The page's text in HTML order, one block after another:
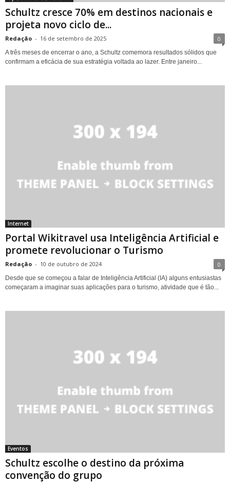
Schultz cresce 70% em destinos nacionais e
projeta novo ciclo de...
Redação - 16 de setembro de 2025 0
A três meses de encerrar o ano, a Schultz comemora resultados sólidos que
confirmam a eficácia de sua estratégia voltada ao lazer. Entre janeiro...
Internet
Portal Wikitravel usa Inteligência Artificial e
promete revolucionar o Turismo
Redação - 10 de outubro de 2024 0
Desde que se começou a falar de Inteligência Artificial (IA) alguns entusiastas
começaram a imaginar suas aplicações para o turismo, atividade que é tão...
Eventos
Schultz escolhe o destino da próxima
convenção do grupo